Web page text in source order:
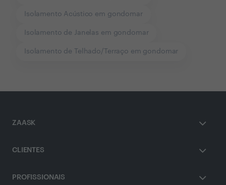
Isolamento Acústico em gondomar
Isolamento de Janelas em gondomar
Isolamento de Telhado/Terraço em gondomar
ZAASK
CLIENTES
PROFISSIONAIS